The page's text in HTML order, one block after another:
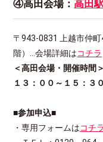
④高田会場：高田
〒943-0831 上越市仲
階）…会場詳細はコチラ
＜高田会場・開催時間＞
１３：００～１５：３
■参加申込■
・専用フォームはコチラ